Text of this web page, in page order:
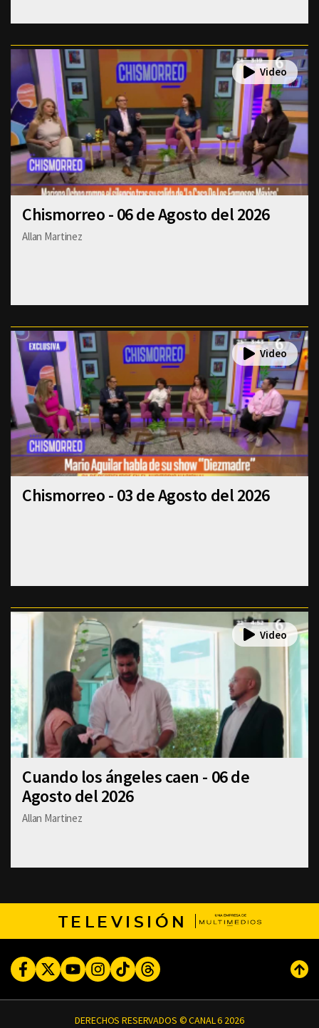
Chismorreo - 06 de Agosto del 2026
Allan Martinez
Chismorreo - 03 de Agosto del 2026
Cuando los ángeles caen - 06 de
Agosto del 2026
Allan Martinez
TELEVISIÓN
FacebookTwitterYoutubeInstagram
TikTokThreads
DERECHOS RESERVADOS © CANAL 6 2026